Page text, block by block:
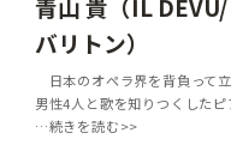
青山 貴（IL DEVU/
バリトン）
日本のオペラ界を背負って
男性4人と歌を知りつくしたピ
…続きを読む>>